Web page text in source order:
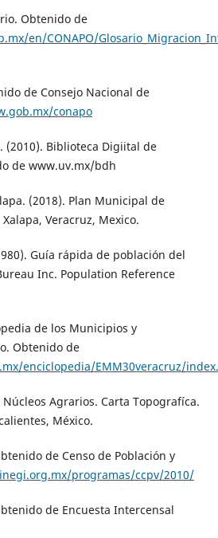
Obtenido de
en/CONAPO/
de Consejo Nacional de
conapo
(2010). Biblioteca Digiital de
de www.uv.mx/bdh
(2018). Plan Municipal de
Veracruz, Mexico.
Guía rápida de población del
Inc. Population Reference
de los Municipios y
Obtenido de
enciclopedia/EMM30veracruz/
Agrarios. Carta Topografíca.
México.
de Censo de Población y
programas/ccpv/2010/
de Encuesta Intercensal